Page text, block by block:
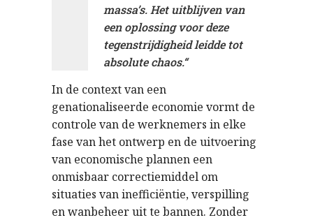
massa’s. Het uitblijven van
een oplossing voor deze
tegenstrijdigheid leidde tot
absolute chaos.“
In de context van een
genationaliseerde economie vormt de
controle van de werknemers in elke
fase van het ontwerp en de uitvoering
van economische plannen een
onmisbaar correctiemiddel om
situaties van inefficiëntie, verspilling
en wanbeheer uit te bannen. Zonder